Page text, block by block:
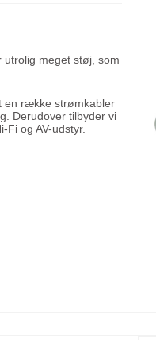
utrolig meget støj, som
en række strømkabler
Derudover tilbyder vi
og AV-udstyr.